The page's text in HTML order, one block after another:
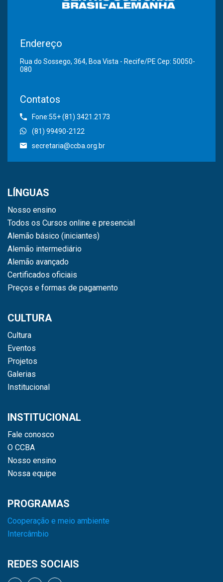
Endereço
Rua do Sossego, 364, Boa Vista - Recife/PE Cep: 50050-
080
Contatos
Fone:55+ (81) 3421.2173
(81) 99490-2122
secretaria@ccba.org.br
LÍNGUAS
Nosso ensino
Todos os Cursos online e presencial
Alemão básico (iniciantes)
Alemão intermediário
Alemão avançado
Certificados oficiais
Preços e formas de pagamento
CULTURA
Cultura
Eventos
Projetos
Galerias
Institucional
INSTITUCIONAL
Fale conosco
O CCBA
Nosso ensino
Nossa equipe
PROGRAMAS
Cooperação e meio ambiente
Intercâmbio
REDES SOCIAIS